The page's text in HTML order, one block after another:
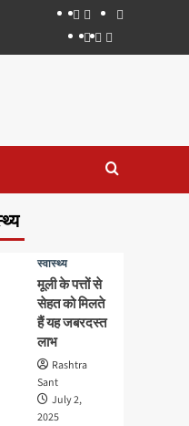
About
WEB
Dehradun
Smart
Life
in
Places
to
सम्पर्क
स्वास्थ्य
मूली के पत्तों से
सेहत को मिलते
हैं यह जबरदस्त
लाभ
Rashtra
Sant
July 2,
2025